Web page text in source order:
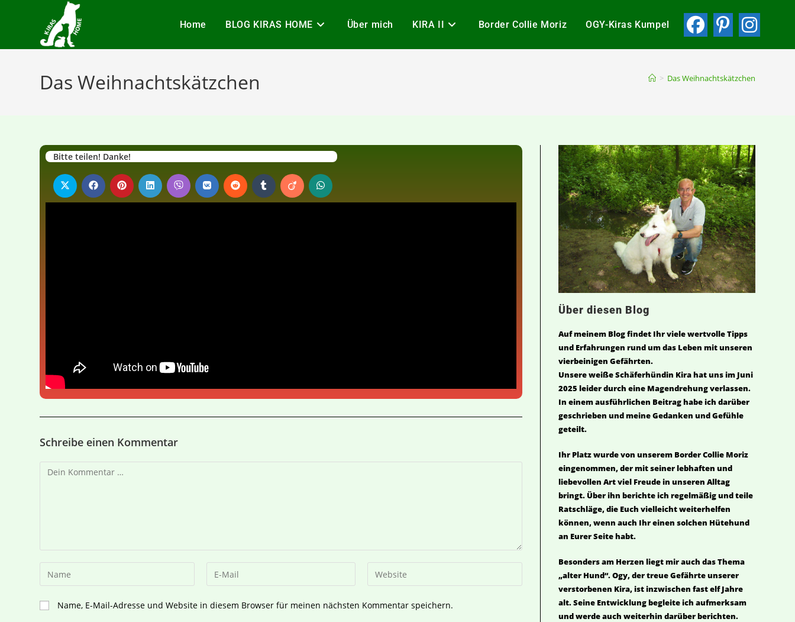
Home BLOG KIRAS HOME Über mich KIRA II Border Collie Moriz OGY-Kiras Kumpel
Das Weihnachtskätzchen > Das Weihnachtskätzchen
Bitte teilen! Danke!
Schreibe einen Kommentar
Name, E-Mail-Adresse und Website in diesem Browser für meinen nächsten Kommentar speichern.
Über diesen Blog
Auf meinem Blog findet Ihr viele wertvolle Tipps
und Erfahrungen rund um das Leben mit unseren
vierbeinigen Gefährten.
Unsere weiße Schäferhündin Kira hat uns im Juni
2025 leider durch eine Magendrehung verlassen.
In einem ausführlichen Beitrag habe ich darüber
geschrieben und meine Gedanken und Gefühle
geteilt.
Ihr Platz wurde von unserem Border Collie Moriz
eingenommen, der mit seiner lebhaften und
liebevollen Art viel Freude in unseren Alltag
bringt. Über ihn berichte ich regelmäßig und teile
Ratschläge, die Euch vielleicht weiterhelfen
können, wenn auch Ihr einen solchen Hütehund
an Eurer Seite habt.
Besonders am Herzen liegt mir auch das Thema
„alter Hund“. Ogy, der treue Gefährte unserer
verstorbenen Kira, ist inzwischen fast elf Jahre
alt. Seine Entwicklung begleite ich aufmerksam
und werde auch weiterhin darüber berichten.